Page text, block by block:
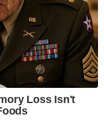
Loss Isn't